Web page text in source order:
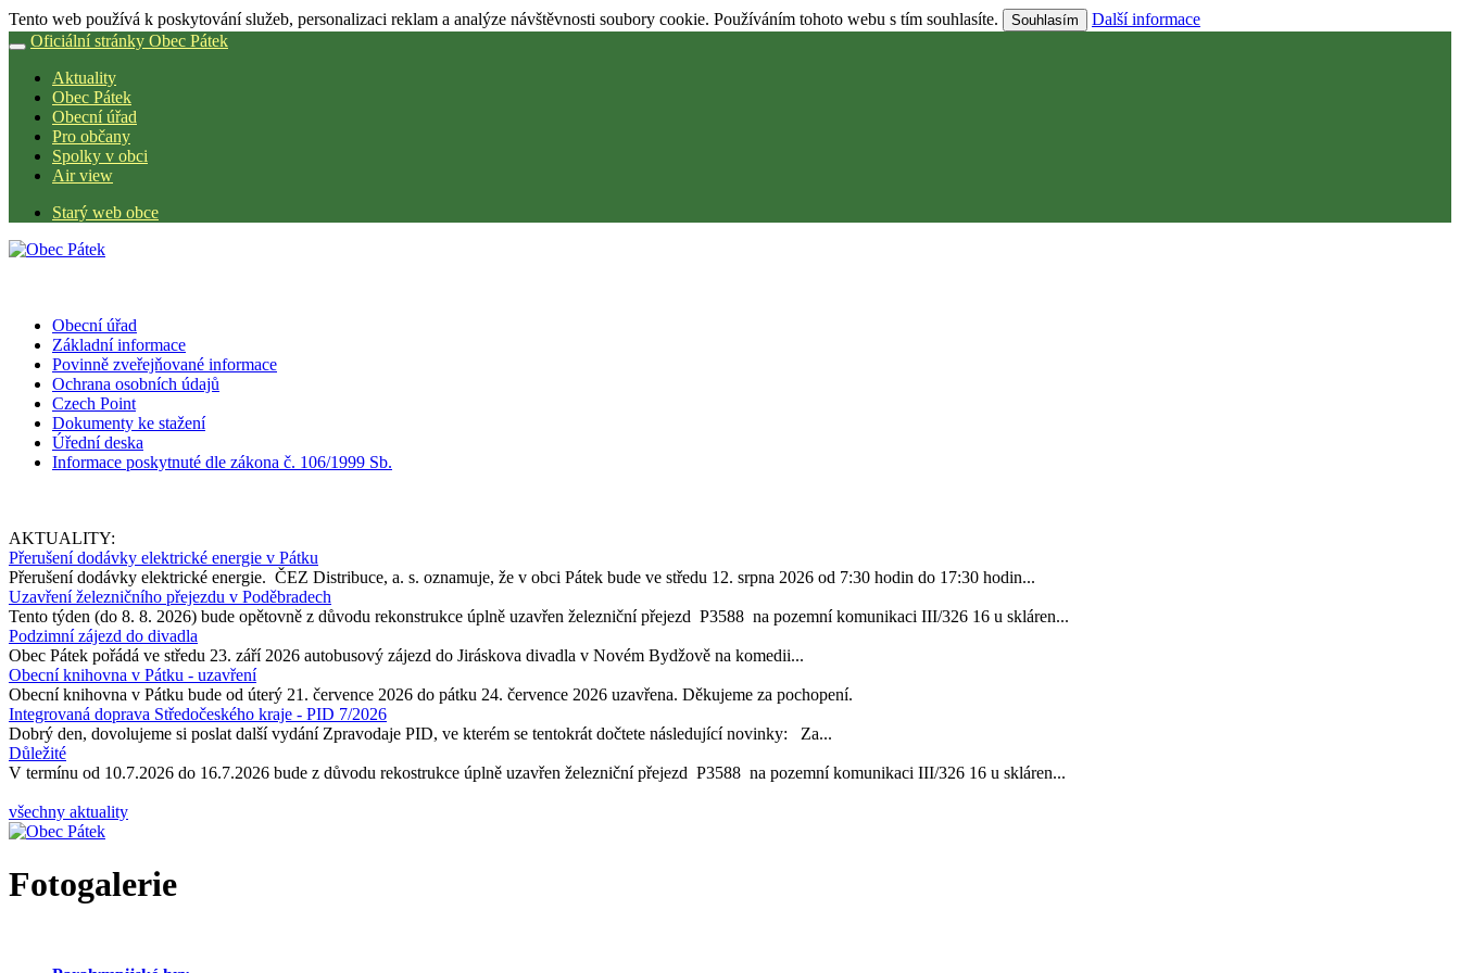
Tento web používá k poskytování služeb, personalizaci reklam a analýze návštěvnosti soubory cookie. Používáním tohoto webu s tím souhlasíte. Souhlasím
Další informace
Oficiální stránky Obec Pátek
Aktuality
Obec Pátek
Obecní úřad
Pro občany
Spolky v obci
Air view
Starý web obce
Obecní úřad
Základní informace
Povinně zveřejňované informace
Ochrana osobních údajů
Czech Point
Dokumenty ke stažení
Úřední deska
Informace poskytnuté dle zákona č. 106/1999 Sb.
AKTUALITY:
Přerušení dodávky elektrické energie v Pátku
Přerušení dodávky elektrické energie. ČEZ Distribuce, a. s. oznamuje, že v obci Pátek bude ve středu 12. srpna 2026 od 7:30 hodin do 17:30 hodin...
Uzavření železničního přejezdu v Poděbradech
Tento týden (do 8. 8. 2026) bude opětovně z důvodu rekonstrukce úplně uzavřen železniční přejezd P3588 na pozemní komunikaci III/326 16 u skláren...
Podzimní zájezd do divadla
Obec Pátek pořádá ve středu 23. září 2026 autobusový zájezd do Jiráskova divadla v Novém Bydžově na komedii...
Obecní knihovna v Pátku - uzavření
Obecní knihovna v Pátku bude od úterý 21. července 2026 do pátku 24. července 2026 uzavřena. Děkujeme za pochopení.
Integrovaná doprava Středočeského kraje - PID 7/2026
Dobrý den, dovolujeme si poslat další vydání Zpravodaje PID, ve kterém se tentokrát dočtete následující novinky: Za...
Důležité
V termínu od 10.7.2026 do 16.7.2026 bude z důvodu rekostrukce úplně uzavřen železniční přejezd P3588 na pozemní komunikaci III/326 16 u skláren...
všechny aktuality
Fotogalerie